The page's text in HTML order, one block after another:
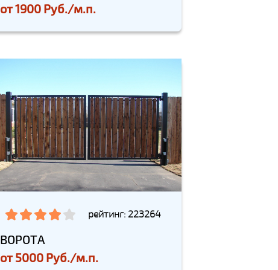
от1900 Руб./м.п.
рейтинг: 223264
ВОРОТА
от5000 Руб./м.п.